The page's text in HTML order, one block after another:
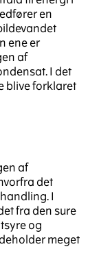
en
ene er
af
I det
blive forklaret
af
det
I
fra den sure
og
meget